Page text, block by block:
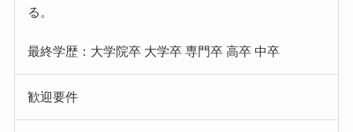
る。
最終学歴：大学院卒 大学卒 専門卒 高卒 中卒
歓迎要件